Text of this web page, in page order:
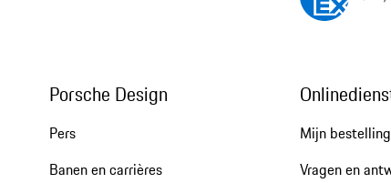
Porsche Design
Pers
Banen en carrières
Mijn
Vragen en